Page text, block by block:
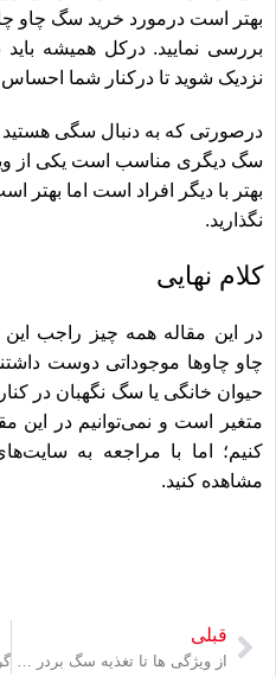
بهتر است درمورد خرید سگ چاو
بررسی نمایید. درکل همیشه
نزدیک شوید تا درکنار شما
درصورتی که به دنبال سگی هستید که
سگ دیگری مناسب است یکی از
بهتر با دیگر افراد است اما بهتر
نگذارید.
کلام ‎نهایی
در این مقاله همه چیز راجب
چاو چاوها موجوداتی دوست
حیوان خانگی یا سگ نگهبان در
متغیر است و نمی‏‌توانیم در
مشاهده کنید.
قبلی
از ویژگی ها تا تغذیه سگ بردر کالی و نکات نگهداری بردر کالی باهوش